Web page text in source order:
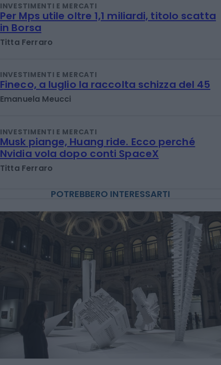
INVESTIMENTI E MERCATI
Per Mps utile oltre 1,1 miliardi, titolo scatta
in Borsa
Titta Ferraro
INVESTIMENTI E MERCATI
Fineco, a luglio la raccolta schizza del 45
Emanuela Meucci
INVESTIMENTI E MERCATI
Musk piange, Huang ride. Ecco perché
Nvidia vola dopo conti SpaceX
Titta Ferraro
POTREBBERO INTERESSARTI